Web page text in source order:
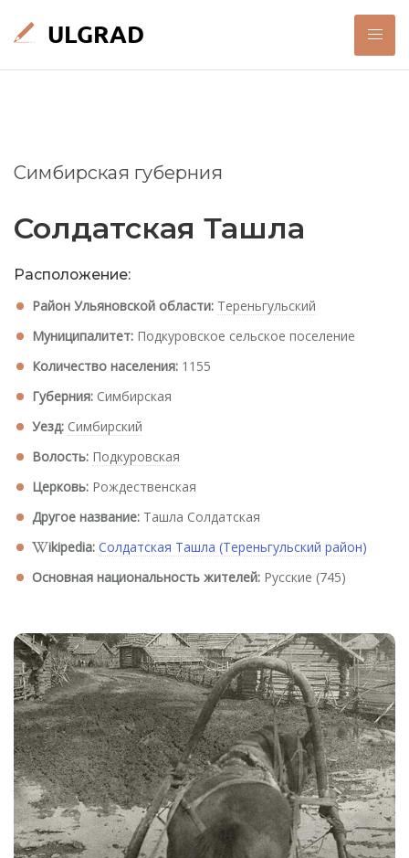
Симбирская губерния
Солдатская Ташла
Расположение:
Район Ульяновской области: Тереньгульский
Муниципалитет: Подкуровское сельское поселение
Количество населения: 1155
Губерния: Симбирская
Уезд: Симбирский
Волость: Подкуровская
Церковь: Рождественская
Другое название: Ташла Солдатская
ikipedia: Солдатская Ташла (Тереньгульский район)
Основная национальность жителей: Русские (745)